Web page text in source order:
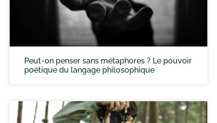
Peut-on penser sans métaphores ? Le pouvoir
poétique du langage philosophique